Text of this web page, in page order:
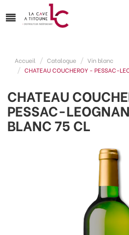
Accueil Catalogue
Vin blanc
CHATEAU COUCHEROY - PESSAC-
CHATEAU
PESSAC-
BLANC 75 CL